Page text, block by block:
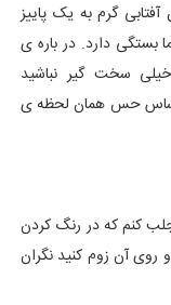
گرم به یک پاییز
بستگی دارد. در باره ی
سخت گیر نباشید
اساس حس همان لحظه ی
کنم که در رنگ کردن
آن زوم کنید نگران